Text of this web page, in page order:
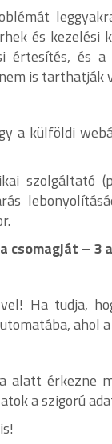
és kezelési
értesítés, és
is tarthatják
a külföldi
szolgáltató
csomagját – 3
Ha tudja,
alatt érkezne
a szigorú